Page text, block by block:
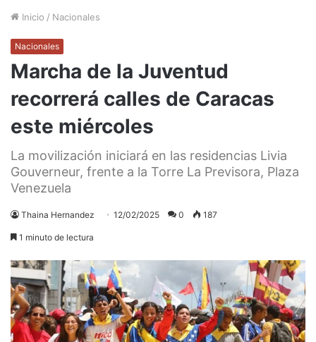
Inicio / Nacionales
Nacionales
Marcha de la Juventud
recorrerá calles de Caracas
este miércoles
La movilización iniciará en las residencias Livia
Gouverneur, frente a la Torre La Previsora, Plaza
Venezuela
Thaina Hernandez 12/02/2025 0 187
1 minuto de lectura